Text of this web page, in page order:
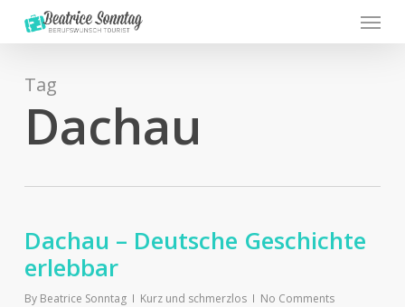
content
Menu
Tag
Dachau
Dachau – Deutsche Geschichte
erlebbar
By Beatrice Sonntag Kurz und schmerzlos No Comments